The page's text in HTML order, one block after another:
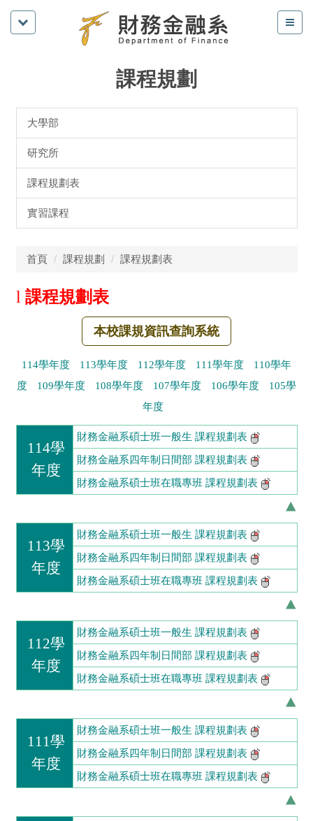
課程規劃
大學部
研究所
課程規劃表
實習課程
首頁 課程規劃 課程規劃表
l 課程規劃表
本校課規資訊查詢系統
114學年度 113學年度 112學年度 111學年度
110學年
度
109學年度 108學年度 107學年度 106學年度
105學
年度
114學
年度
財務金融系碩士班一般生 課程規劃表
財務金融系四年制日間部 課程規劃表
財務金融系碩士班在職專班 課程規劃表
113學
年度
財務金融系碩士班一般生 課程規劃表
財務金融系四年制日間部 課程規劃表
財務金融系碩士班在職專班 課程規劃表
112學
年度
財務金融系碩士班一般生 課程規劃表
財務金融系四年制日間部 課程規劃表
財務金融系碩士班在職專班 課程規劃表
111學
年度
財務金融系碩士班一般生 課程規劃表
財務金融系四年制日間部 課程規劃表
財務金融系碩士班在職專班 課程規劃表